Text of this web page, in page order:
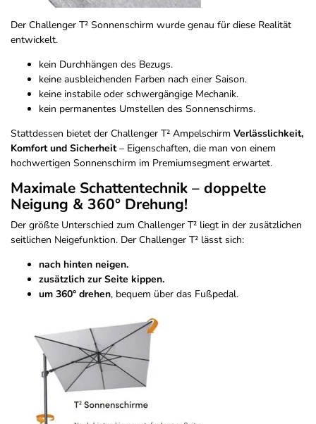
Der Challenger T² Sonnenschirm wurde genau für diese Realität
entwickelt.
kein Durchhängen des Bezugs.
keine ausbleichenden Farben nach einer Saison.
keine instabile oder schwergängige Mechanik.
kein permanentes Umstellen des Sonnenschirms.
Stattdessen bietet der Challenger T² Ampelschirm Verlässlichkeit,
Komfort und Sicherheit– Eigenschaften, die man von einem
hochwertigen Sonnenschirm im Premiumsegment erwartet.
Maximale Schattentechnik – doppelte
Neigung & 360° Drehung!
Der größte Unterschied zum Challenger T² liegt in der zusätzlichen
seitlichen Neigefunktion. Der Challenger T² lässt sich:
nach hinten neigen.
zusätzlich zur Seite kippen.
um 360° drehen, bequem über das Fußpedal.